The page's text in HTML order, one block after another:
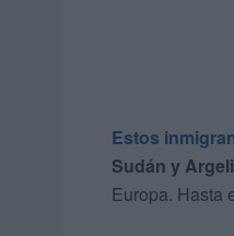
Estos
Sudán y
Europa. Hasta